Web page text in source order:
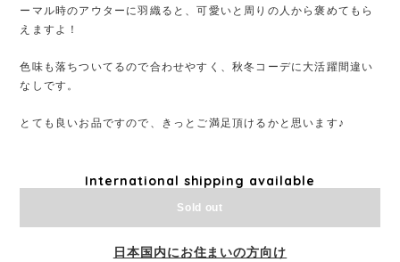
ーマル時のアウターに羽織ると、可愛いと周りの人から褒めてもら
えますよ！
色味も落ちついてるので合わせやすく、秋冬コーデに大活躍間違い
なしです。
とても良いお品ですので、きっとご満足頂けるかと思います♪
International shipping available
Sold out
日本国内にお住まいの方向け